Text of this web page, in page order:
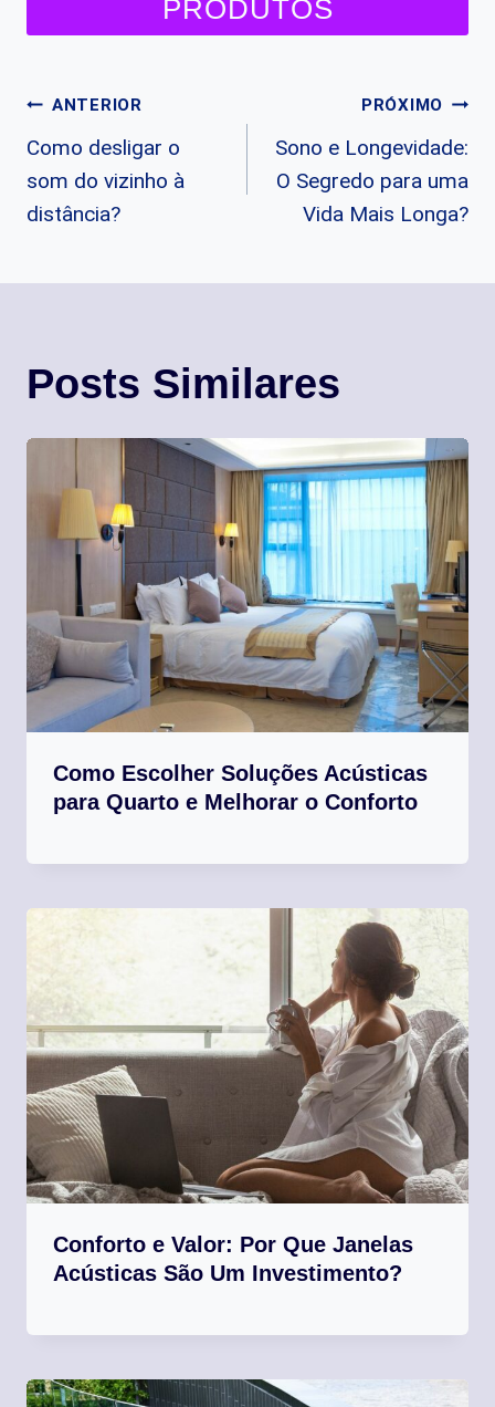
PRODUTOS
Navegação
de
Post
ANTERIOR
Como desligar o
som do vizinho à
distância?
PRÓXIMO
Sono e Longevidade:
O Segredo para uma
Vida Mais Longa?
Posts Similares
Como Escolher Soluções Acústicas
para Quarto e Melhorar o Conforto
Conforto e Valor: Por Que Janelas
Acústicas São Um Investimento?